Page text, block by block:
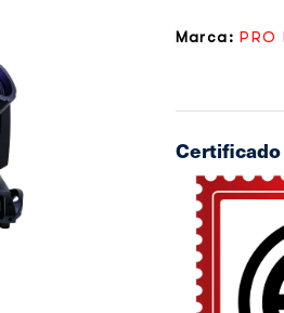
Marca:PRO
Certificado